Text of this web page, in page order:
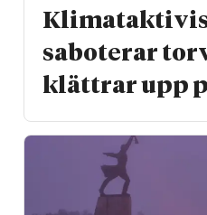
saboterar
klättrar upp